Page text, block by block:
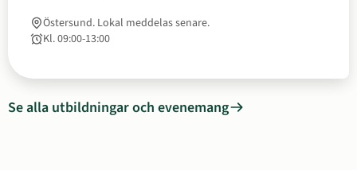
länet ett passande tillfälle.
Östersund. Lokal meddelas senare.
TidKl. 09:00‐
till 13:00
Se alla utbildningar och evenemang